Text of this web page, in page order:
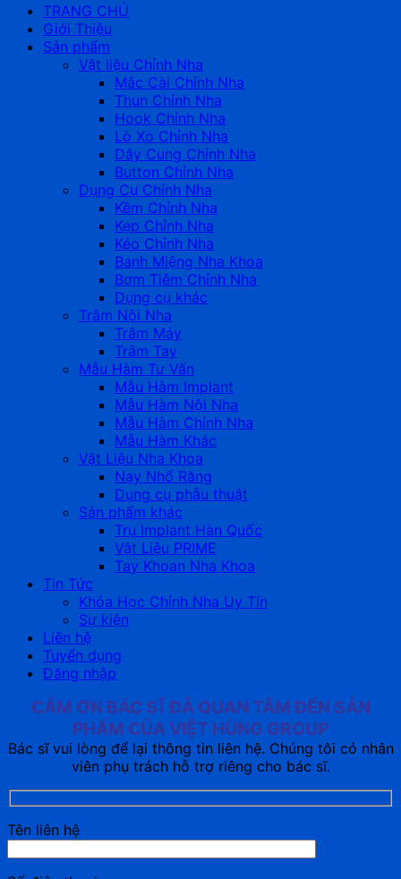
TRANG CHỦ
Giới Thiệu
Sản phẩm
Vật liệu Chỉnh Nha
Mắc Cài Chỉnh Nha
Thun Chỉnh Nha
Hook Chỉnh Nha
Lò Xo Chỉnh Nha
Dây Cung Chỉnh Nha
Button Chỉnh Nha
Dụng Cụ Chỉnh Nha
Kềm Chỉnh Nha
Kẹp Chỉnh Nha
Kéo Chỉnh Nha
Banh Miệng Nha Khoa
Bơm Tiêm Chỉnh Nha
Dụng cụ khác
Trâm Nội Nha
Trâm Máy
Trâm Tay
Mẫu Hàm Tư Vấn
Mẫu Hàm Implant
Mẫu Hàm Nội Nha
Mẫu Hàm Chỉnh Nha
Mẫu Hàm Khác
Vật Liệu Nha Khoa
Nạy Nhổ Răng
Dụng cụ phẫu thuật
Sản phẩm khác
Trụ Implant Hàn Quốc
Vật Liệu PRIME
Tay Khoan Nha Khoa
Tin Tức
Khóa Học Chỉnh Nha Uy Tín
Sự kiện
Liên hệ
Tuyển dụng
Đăng nhập
CẢM ƠN BÁC SĨ ĐÃ QUAN TÂM ĐẾN SẢN
PHẨM CỦA VIỆT HÙNG GROUP
Bác sĩ vui lòng để lại thông tin liên hệ. Chúng tôi có nhân
viên phụ trách hỗ trợ riêng cho bác sĩ.
Tên liên hệ